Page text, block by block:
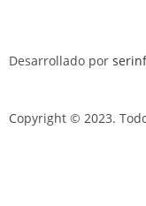
Desarrollado por
Copyright © 2023.